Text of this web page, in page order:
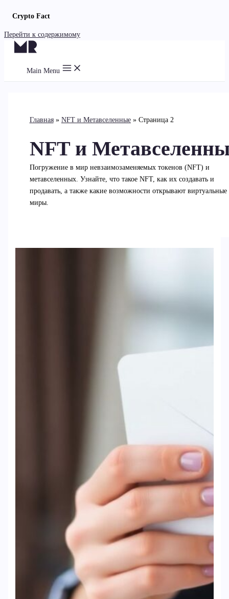
Crypto Fact
Перейти к содержимому
Main Menu
Главная NFT и Метавселенные Страница 2
NFT и
Погружение в мир невзаимозаменяемых токенов (NFT) и
метавселенных. Узнайте, что такое NFT, как их создавать и
продавать, а также какие возможности открывают виртуальные
миры.